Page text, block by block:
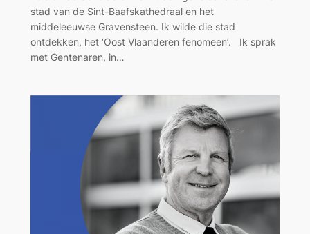
stad van de Sint-Baafskathedraal en het
middeleeuwse Gravensteen. Ik wilde die stad
ontdekken, het ‘Oost Vlaanderen fenomeen’. Ik sprak
met Gentenaren, in…